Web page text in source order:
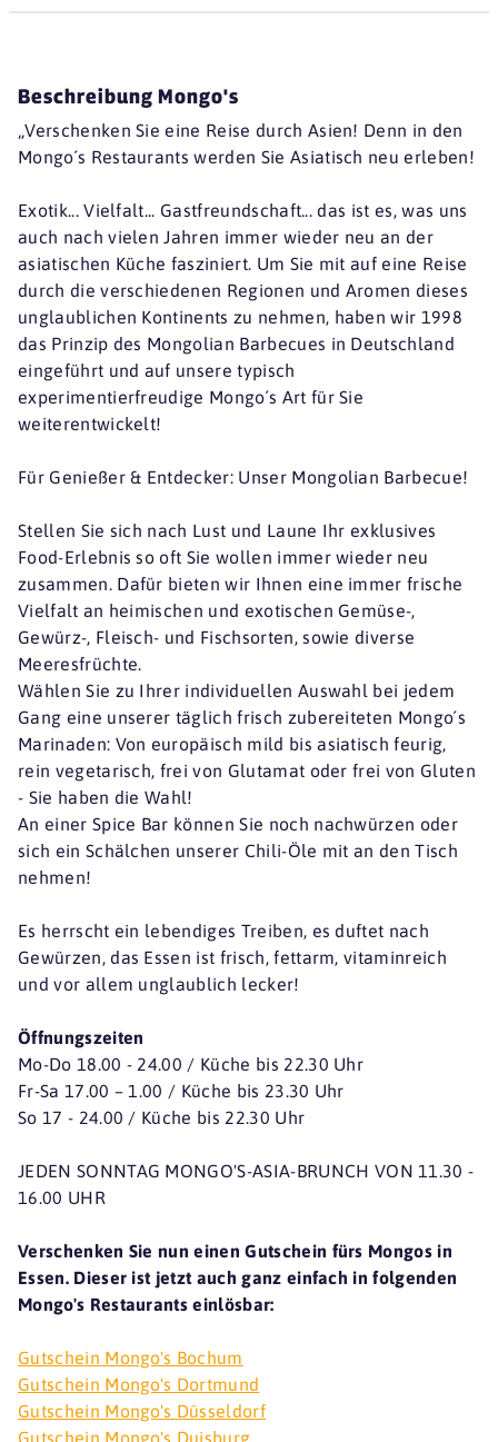
Beschreibung Mongo's
„Verschenken Sie eine Reise durch Asien! Denn in den
Mongo´s Restaurants werden Sie Asiatisch neu erleben!
Exotik... Vielfalt... Gastfreundschaft... das ist es, was uns
auch nach vielen Jahren immer wieder neu an der
asiatischen Küche fasziniert. Um Sie mit auf eine Reise
durch die verschiedenen Regionen und Aromen dieses
unglaublichen Kontinents zu nehmen, haben wir 1998
das Prinzip des Mongolian Barbecues in Deutschland
eingeführt und auf unsere typisch
experimentierfreudige Mongo´s Art für Sie
weiterentwickelt!
Für Genießer & Entdecker: Unser Mongolian Barbecue!
Stellen Sie sich nach Lust und Laune Ihr exklusives
Food-Erlebnis so oft Sie wollen immer wieder neu
zusammen. Dafür bieten wir Ihnen eine immer frische
Vielfalt an heimischen und exotischen Gemüse-,
Gewürz-, Fleisch- und Fischsorten, sowie diverse
Meeresfrüchte.
Wählen Sie zu Ihrer individuellen Auswahl bei jedem
Gang eine unserer täglich frisch zubereiteten Mongo´s
Marinaden: Von europäisch mild bis asiatisch feurig,
rein vegetarisch, frei von Glutamat oder frei von Gluten
- Sie haben die Wahl!
An einer Spice Bar können Sie noch nachwürzen oder
sich ein Schälchen unserer Chili-Öle mit an den Tisch
nehmen!
Es herrscht ein lebendiges Treiben, es duftet nach
Gewürzen, das Essen ist frisch, fettarm, vitaminreich
und vor allem unglaublich lecker!
Öffnungszeiten
Mo-Do 18.00 - 24.00 / Küche bis 22.30 Uhr
Fr-Sa 17.00 – 1.00 / Küche bis 23.30 Uhr
So 17 - 24.00 / Küche bis 22.30 Uhr
JEDEN SONNTAG MONGO'S-ASIA-BRUNCH VON 11.30 -
16.00 UHR
Verschenken Sie nun einen Gutschein fürs Mongos in
Essen. Dieser ist jetzt auch ganz einfach in folgenden
Mongo's Restaurants einlösbar:
Gutschein Mongo's Bochum
Gutschein Mongo's Dortmund
Gutschein Mongo's Düsseldorf
Gutschein Mongo's Duisburg